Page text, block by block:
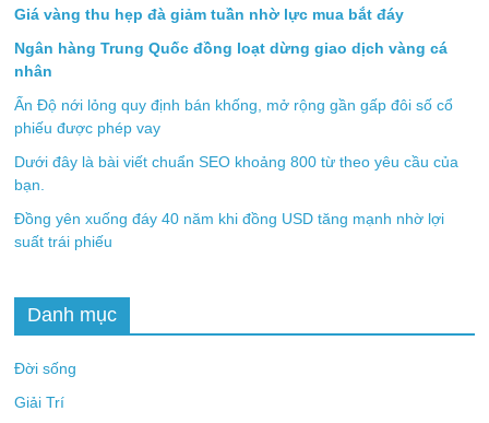
Giá vàng thu hẹp đà giảm tuần nhờ lực mua bắt đáy
Ngân hàng Trung Quốc đồng loạt dừng giao dịch vàng cá
nhân
Ấn Độ nới lỏng quy định bán khống, mở rộng gần gấp đôi số cổ
phiếu được phép vay
Dưới đây là bài viết chuẩn SEO khoảng 800 từ theo yêu cầu của
bạn.
Đồng yên xuống đáy 40 năm khi đồng USD tăng mạnh nhờ lợi
suất trái phiếu
Danh mục
Đời sống
Giải Trí